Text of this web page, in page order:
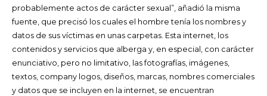
probablemente actos de carácter sexual”, añadió la misma
fuente, que precisó los cuales el hombre tenía los nombres y
datos de sus víctimas en unas carpetas. Esta internet, los
contenidos y servicios que alberga y, en especial, con carácter
enunciativo, pero no limitativo, las fotografías, imágenes,
textos, company logos, diseños, marcas, nombres comerciales
y datos que se incluyen en la internet, se encuentran